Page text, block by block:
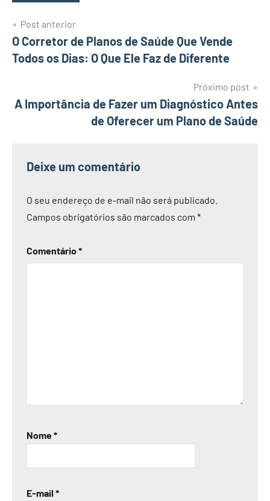
Navegação
de
Post anterior
O Corretor de Planos de Saúde Que Vende
Todos os Dias: O Que Ele Faz de Diferente
Próximo post
A Importância de Fazer um Diagnóstico Antes
de Oferecer um Plano de Saúde
Deixe um comentário
O seu endereço de e-mail não será publicado.
Campos obrigatórios são marcados com *
Comentário*
Nome*
E-mail *